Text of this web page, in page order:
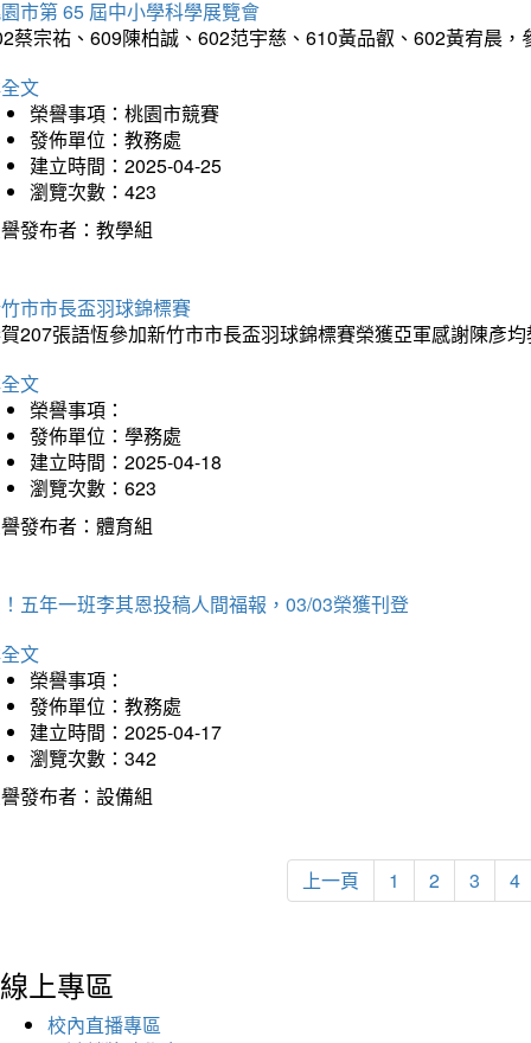
市第 65 屆中小學科學展覽會
蔡宗祐、609陳柏誠、602范宇慈、610黃品叡、602黃宥晨
文
榮譽事項：桃園市競賽
發佈單位：教務處
建立時間：2025-04-25
瀏覽次數：423
發布者：教學組
市市長盃羽球錦標賽
207張語恆參加新竹市市長盃羽球錦標賽榮獲亞軍感謝陳彥
文
榮譽事項：
發佈單位：學務處
建立時間：2025-04-18
瀏覽次數：623
發布者：體育組
五年一班李其恩投稿人間福報，03/03榮獲刊登
文
榮譽事項：
發佈單位：教務處
建立時間：2025-04-17
瀏覽次數：342
發布者：設備組
上一頁 1 2 3 4
線上專區
校內直播專區